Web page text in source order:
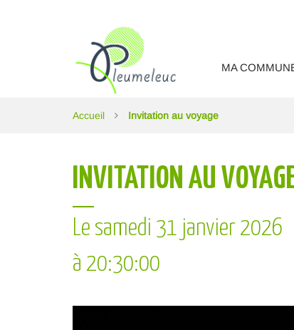
MA
Accueil Invitation au voyage
INVITATION AU
Le samedi 31 janvier 2026
à 20:30:00